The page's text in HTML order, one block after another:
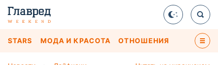
STARS МОДА И КРАСОТА ОТНОШЕНИЯ